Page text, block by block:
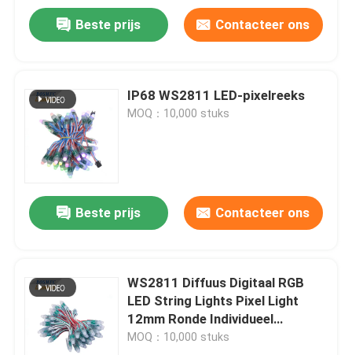
Beste prijs Contacteer ons
IP68 WS2811 LED-pixelreeks
MOQ：10,000 stuks
Beste prijs Contacteer ons
WS2811 Diffuus Digitaal RGB
LED String Lights Pixel Light
12mm Ronde Individueel
aanspreekbaar
MOQ：10,000 stuks